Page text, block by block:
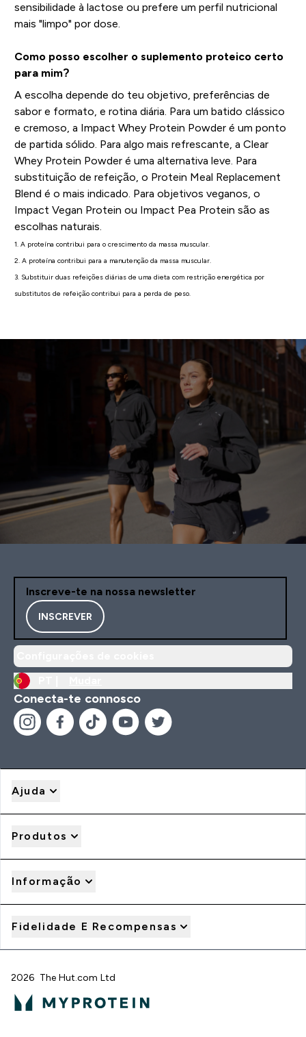
sensibilidade à lactose ou prefere um perfil nutricional
mais "limpo" por dose.
Como posso escolher o suplemento proteico certo
para mim?
A escolha depende do teu objetivo, preferências de
sabor e formato, e rotina diária. Para um batido clássico
e cremoso, a Impact Whey Protein Powder é um ponto
de partida sólido. Para algo mais refrescante, a Clear
Whey Protein Powder é uma alternativa leve. Para
substituição de refeição, o Protein Meal Replacement
Blend é o mais indicado. Para objetivos veganos, o
Impact Vegan Protein ou Impact Pea Protein são as
escolhas naturais.
1. A proteína contribui para o crescimento da massa muscular.
2. A proteína contribui para a manutenção da massa muscular.
3. Substituir duas refeições diárias de uma dieta com restrição energética por
substitutos de refeição contribui para a perda de peso.
Inscreve-te na nossa newsletter
INSCREVER
Conecta-te connosco
Ajuda
Produtos
Informação
Fidelidade E Recompensas
2026 The Hut.com Ltd